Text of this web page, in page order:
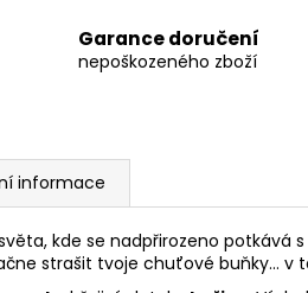
Garance doručení
nepoškozeného zboží
informace
kde se nadpřirozeno potkává
strašit tvoje chuťové buňky… v